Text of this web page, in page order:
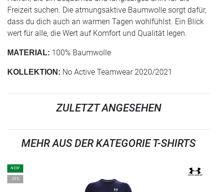
Freizeit suchen. Die atmungsaktive Baumwolle sorgt dafür,
dass du dich auch an warmen Tagen wohlfühlst. Ein Blick
wert für alle, die Wert auf Komfort und Qualität legen.
MATERIAL: 100% Baumwolle
KOLLEKTION: No Active Teamwear 2020/2021
ZULETZT ANGESEHEN
MEHR AUS DER KATEGORIE T-SHIRTS
NEW
-25%